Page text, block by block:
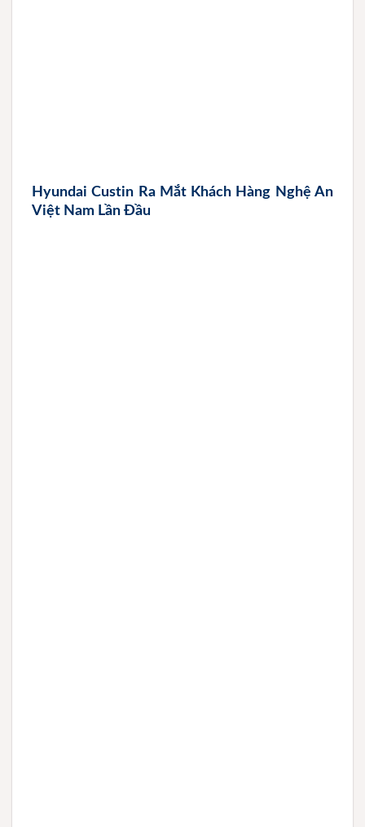
Hyundai Custin Ra Mắt Khách Hàng Nghệ An
Việt Nam Lần Đầu